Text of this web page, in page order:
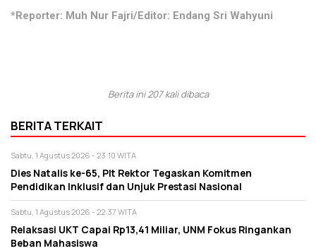
*Reporter: Muh Nur Fajri/Editor: Endang Sri Wahyuni
Berita ini 207 kali dibaca
BERITA TERKAIT
Sabtu, 1 Agustus 2026 - 23:10 WITA
Dies Natalis ke-65, Plt Rektor Tegaskan Komitmen
Pendidikan Inklusif dan Unjuk Prestasi Nasional
Sabtu, 1 Agustus 2026 - 22:37 WITA
Relaksasi UKT Capai Rp13,41 Miliar, UNM Fokus Ringankan
Beban Mahasiswa